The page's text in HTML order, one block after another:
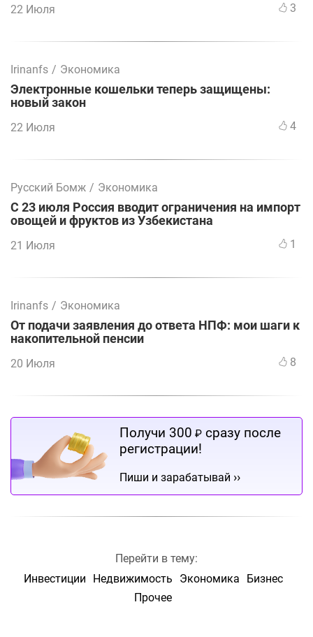
22 Июля 3
Irinanfs / Экономика
Электронные кошельки теперь защищены:
новый закон
22 Июля 4
Русский Бомж / Экономика
С 23 июля Россия вводит ограничения на импорт
овощей и фруктов из Узбекистана
21 Июля 1
Irinanfs / Экономика
От подачи заявления до ответа НПФ: мои шаги к
накопительной пенсии
20 Июля 8
Получи 300 ₽ сразу после
регистрации!
Пиши и зарабатывай ››
Перейти в тему:
Инвестиции
Недвижимость Экономика
Бизнес
Прочее